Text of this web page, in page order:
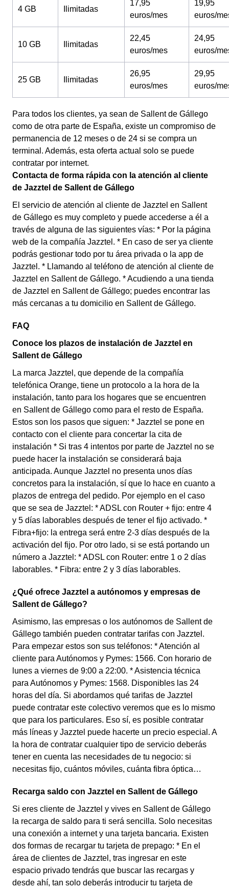
4 GB Ilimitadas
17,95
euros/mes
19,95
euros/
10 GB Ilimitadas
22,45
euros/mes
24,95
euros/
25 GB Ilimitadas
26,95
euros/mes
29,95
euros/
Para todos los clientes, ya sean de Sallent de Gállego
como de otra parte de España, existe un compromiso de
permanencia de 12 meses o de 24 si se compra un
terminal. Además, esta oferta actual solo se puede
contratar por internet.
Contacta de forma rápida con la atención al cliente
de Jazztel de Sallent de Gállego
El servicio de atención al cliente de Jazztel en Sallent
de Gállego es muy completo y puede accederse a él a
través de alguna de las siguientes vías: * Por la página
web de la compañía Jazztel. * En caso de ser ya cliente
podrás gestionar todo por tu área privada o la app de
Jazztel. * Llamando al teléfono de atención al cliente de
Jazztel en Sallent de Gállego. * Acudiendo a una tienda
de Jazztel en Sallent de Gállego; puedes encontrar las
más cercanas a tu domicilio en Sallent de Gállego.
FAQ
Conoce los plazos de instalación de Jazztel en
Sallent de Gállego
La marca Jazztel, que depende de la compañía
telefónica Orange, tiene un protocolo a la hora de la
instalación, tanto para los hogares que se encuentren
en Sallent de Gállego como para el resto de España.
Estos son los pasos que siguen: * Jazztel se pone en
contacto con el cliente para concertar la cita de
instalación * Si tras 4 intentos por parte de Jazztel no se
puede hacer la instalación se considerará baja
anticipada. Aunque Jazztel no presenta unos días
concretos para la instalación, sí que lo hace en cuanto a
plazos de entrega del pedido. Por ejemplo en el caso
que se sea de Jazztel: * ADSL con Router + fijo: entre 4
y 5 días laborables después de tener el fijo activado. *
Fibra+fijo: la entrega será entre 2-3 días después de la
activación del fijo. Por otro lado, si se está portando un
número a Jazztel: * ADSL con Router: entre 1 o 2 días
laborables. * Fibra: entre 2 y 3 días laborables.
¿Qué ofrece Jazztel a autónomos y empresas de
Sallent de Gállego?
Asimismo, las empresas o los autónomos de Sallent de
Gállego también pueden contratar tarifas con Jazztel.
Para empezar estos son sus teléfonos: * Atención al
cliente para Autónomos y Pymes: 1566. Con horario de
lunes a viernes de 9:00 a 22:00. * Asistencia técnica
para Autónomos y Pymes: 1568. Disponibles las 24
horas del día. Si abordamos qué tarifas de Jazztel
puede contratar este colectivo veremos que es lo mismo
que para los particulares. Eso sí, es posible contratar
más líneas y Jazztel puede hacerte un precio especial. A
la hora de contratar cualquier tipo de servicio deberás
tener en cuenta las necesidades de tu negocio: si
necesitas fijo, cuántos móviles, cuánta fibra óptica…
Recarga saldo con Jazztel en Sallent de Gállego
Si eres cliente de Jazztel y vives en Sallent de Gállego
la recarga de saldo para ti será sencilla. Solo necesitas
una conexión a internet y una tarjeta bancaria. Existen
dos formas de recargar tu tarjeta de prepago: * En el
área de clientes de Jazztel, tras ingresar en este
espacio privado tendrás que buscar las recargas y
desde ahí, tan solo deberás introducir tu tarjeta de